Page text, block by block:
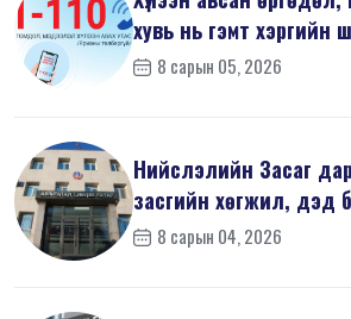
хувь нь гэмт
8 сарын 05, 2026
Нийслэлийн Засаг
засгийн хөгжил, дэд
хари...
8 сарын 04, 2026